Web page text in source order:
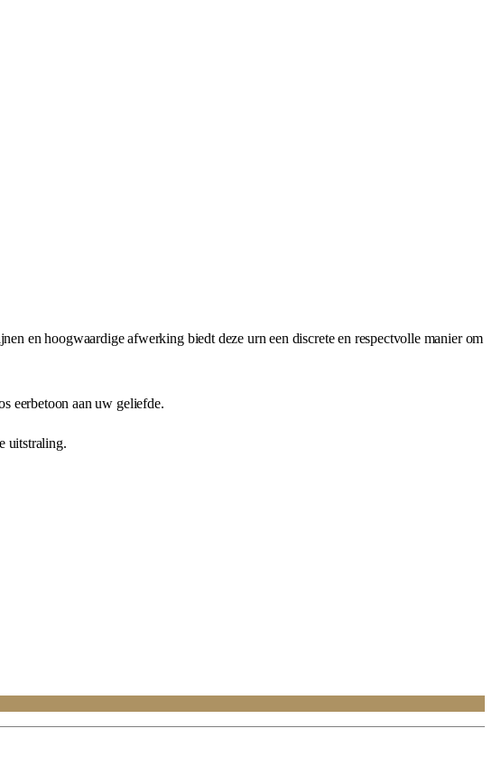
en hoogwaardige afwerking biedt deze urn een discrete en respectvolle manier om
eerbetoon aan uw geliefde.
uitstraling.